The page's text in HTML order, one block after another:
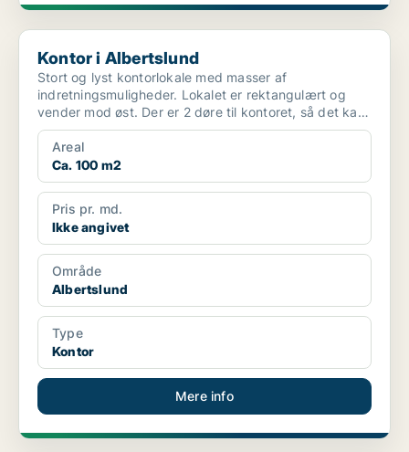
Kontor i Albertslund
Kontor i Albertslund
Stort og lyst kontorlokale med masser af
indretningsmuligheder. Lokalet er rektangulært og
vender mod øst. Der er 2 døre til kontoret, så det kan
nemt dele...
Areal
Ca. 100 m2
Pris pr. md.
Ikke angivet
Område
Albertslund
Type
Kontor
Mere info